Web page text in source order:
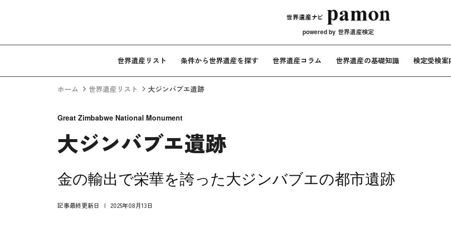
メインナビゲ
powered by 世界遺産検定
世界遺産リスト 条件から世界遺産を探す 世界遺産コラム 世界遺産の基礎知識 検定受検案
ホーム 世界遺産リスト 大ジンバブエ遺跡
Great Zimbabwe National Monument
大ジンバブエ遺跡
金の輸出で栄華を誇った大ジンバブエの都市遺跡
記事最終更新日 2025年08月13日